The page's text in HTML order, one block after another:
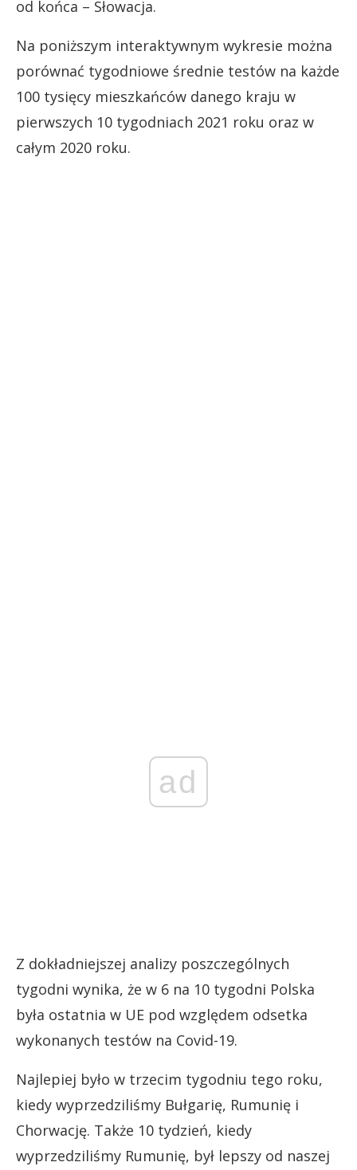
od końca – Słowacja.
Na poniższym interaktywnym wykresie można
porównać tygodniowe średnie testów na każde
100 tysięcy mieszkańców danego kraju w
pierwszych 10 tygodniach 2021 roku oraz w
całym 2020 roku.
ad
Z dokładniejszej analizy poszczególnych
tygodni wynika, że w 6 na 10 tygodni Polska
była ostatnia w UE pod względem odsetka
wykonanych testów na Covid-19.
Najlepiej było w trzecim tygodniu tego roku,
kiedy wyprzedziliśmy Bułgarię, Rumunię i
Chorwację. Także 10 tydzień, kiedy
wyprzedziliśmy Rumunię, był lepszy od naszej